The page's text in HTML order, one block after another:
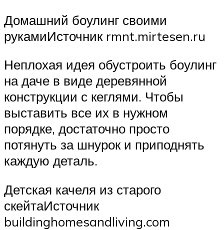
Домашний боулинг своими
рукамиИсточник rmnt.mirtesen.ru
Неплохая идея обустроить боулинг
на даче в виде деревянной
конструкции с кеглями. Чтобы
выставить все их в нужном
порядке, достаточно просто
потянуть за шнурок и приподнять
каждую деталь.
Детская качеля из старого
скейтаИсточник
buildinghomesandliving.com